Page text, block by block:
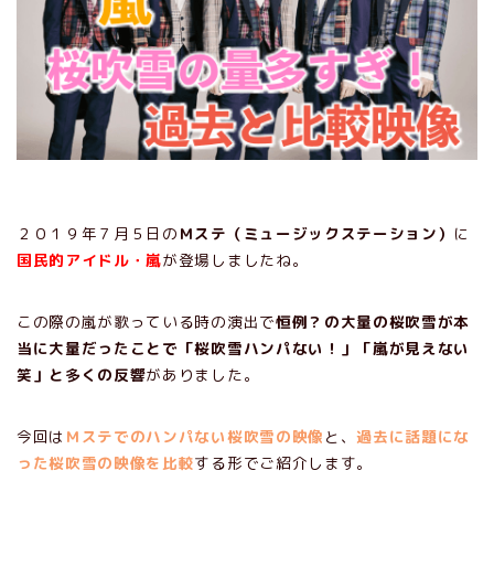
２０１９年７月５日の Ｍステ（ミュージックステーション） に
国民的アイドル・嵐が登場しましたね。
この際の嵐が歌っている時の演出で恒例？の大量の桜吹雪が本
当に大量だったことで「桜吹雪ハンパない！」「嵐が見えない
笑」と多くの反響がありました。
今回は Ｍステでのハンパない桜吹雪の映像 と、過去に話題にな
った桜吹雪の映像を比較する形でご紹介します。